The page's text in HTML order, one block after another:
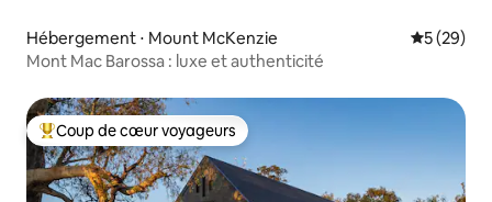
Hébergement ⋅ Mount McKenzie
5 (29)
Mont Mac Barossa : luxe et authenticité
Coups de cœur voyageurs les plus appréciés
Coup de cœur voyageurs